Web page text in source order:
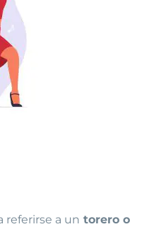
referirse a un torero o